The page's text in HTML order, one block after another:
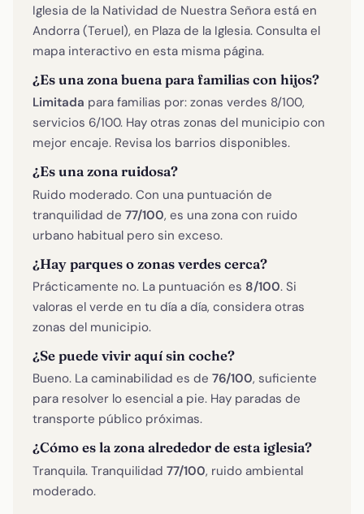
Iglesia de la Natividad de Nuestra Señora está en
Andorra (Teruel), en Plaza de la Iglesia. Consulta el
mapa interactivo en esta misma página.
¿Es una zona buena para familias con hijos?
Limitada para familias por: zonas verdes 8/100,
servicios 6/100. Hay otras zonas del municipio con
mejor encaje. Revisa los barrios disponibles.
¿Es una zona ruidosa?
Ruido moderado. Con una puntuación de
tranquilidad de 77/100, es una zona con ruido
urbano habitual pero sin exceso.
¿Hay parques o zonas verdes cerca?
Prácticamente no. La puntuación es 8/100. Si
valoras el verde en tu día a día, considera otras
zonas del municipio.
¿Se puede vivir aquí sin coche?
Bueno. La caminabilidad es de 76/100, suficiente
para resolver lo esencial a pie. Hay paradas de
transporte público próximas.
¿Cómo es la zona alrededor de esta iglesia?
Tranquila. Tranquilidad 77/100, ruido ambiental
moderado.